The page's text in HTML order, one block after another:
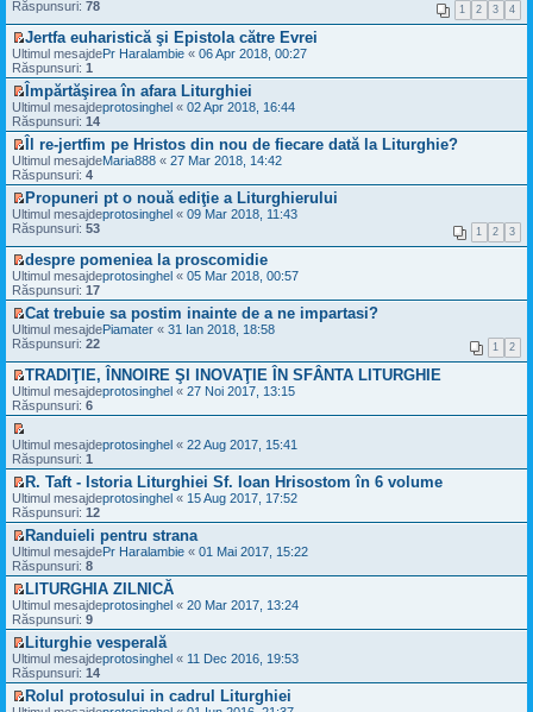
i
t
e
c
i
t
i
t
s
n
e
c
t
i
t
l
m
e
s
a
j
n
e
c
t
i
t
l
m
u
l
m
e
s
a
j
n
e
c
i
t
i
t
u
l
t
i
m
u
l
e
s
a
j
n
e
c
i
t
i
t
Răspunsuri: 78 1 2 3 4
V
e
z
u
l
t
i
m
u
l
m
e
s
a
j
n
e
c
i
t
i
t
Jertfa euharistică şi Epistola către Evrei
Ultimul mesajdePr Haralambie « 06 Apr 2018, 00:27
Răspunsuri: 1
V
e
z
u
l
t
i
m
u
l
m
e
s
a
j
n
e
c
i
t
i
t
Împărtăşirea în afara Liturghiei
Ultimul mesajdeprotosinghel « 02 Apr 2018, 16:44
Răspunsuri: 14
V
e
z
u
l
i
m
u
l
m
e
s
j
n
e
c
t
i
t
Îl re-jertfim pe Hristos din nou de fiecare dată la Liturghie?
Ultimul mesajdeMaria888 « 27 Mar 2018, 14:42
Răspunsuri: 4
V
e
u
l
t
i
m
u
l
m
e
s
a
n
e
c
t
i
t
Propuneri pt o nouă ediţie a Liturghierului
Ultimul mesajdeprotosinghel « 09 Mar 2018, 11:43
Răspunsuri: 53 1 2 3
V
e
z
i
u
l
i
m
u
l
e
s
a
j
n
e
c
i
t
i
t
despre pomeniea la proscomidie
Ultimul mesajdeprotosinghel « 05 Mar 2018, 00:57
Răspunsuri: 17
V
e
i
u
l
t
m
u
l
m
e
s
a
j
n
e
c
i
t
i
t
Cat trebuie sa postim inainte de a ne impartasi?
Ultimul mesajdePiamater « 31 Ian 2018, 18:58
Răspunsuri: 22 1 2
V
e
z
u
l
t
i
m
u
l
m
e
s
a
j
n
e
c
i
t
i
t
TRADIŢIE, ÎNNOIRE ŞI INOVAŢIE ÎN SFÂNTA LITURGHIE
Ultimul mesajdeprotosinghel « 27 Noi 2017, 13:15
Răspunsuri: 6
V
e
z
u
l
t
i
m
u
l
m
e
s
a
j
n
e
c
Ultimul mesajdeprotosinghel « 22 Aug 2017, 15:41
Răspunsuri: 1
V
e
z
u
l
t
i
m
u
l
m
e
s
a
j
R. Taft - Istoria Liturghiei Sf. Ioan Hrisostom în 6 volume
Ultimul mesajdeprotosinghel « 15 Aug 2017, 17:52
Răspunsuri: 12
V
e
z
u
l
t
i
m
u
l
m
Randuieli pentru strana
Ultimul mesajdePr Haralambie « 01 Mai 2017, 15:22
Răspunsuri: 8
V
e
z
u
l
t
i
LITURGHIA ZILNICĂ
Ultimul mesajdeprotosinghel « 20 Mar 2017, 13:24
Răspunsuri: 9
V
e
z
Liturghie vesperală
Ultimul mesajdeprotosinghel « 11 Dec 2016, 19:53
Răspunsuri: 14
V
Rolul protosului in cadrul Liturghiei